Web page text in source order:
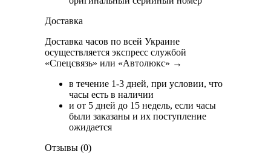
Доставка
Доставка часов по всей Украине
осуществляется экспресс службой
«Спецсвязь» или «Автолюкс» →
в течение 1-3 дней, при условии, что
часы есть в наличии
и от 5 дней до 15 недель, если часы
были заказаны и их поступление
ожидается
Отзывы (0)